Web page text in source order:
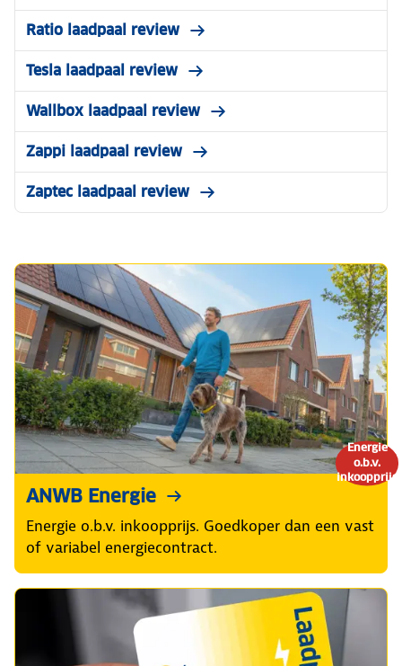
Ratio laadpaal review
Tesla laadpaal review
Wallbox laadpaal review
Zappi laadpaal review
Zaptec laadpaal review
Energie
o.b.v.
inkoopprijs
ANWB Energie
Energie o.b.v. inkoopprijs. Goedkoper dan een vast
of variabel energiecontract.